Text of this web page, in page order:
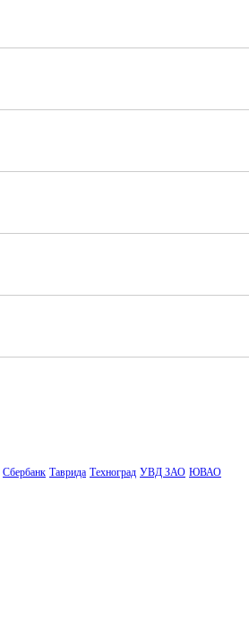
Сбербанк Таврида Техноград УВД ЗАО ЮВАО